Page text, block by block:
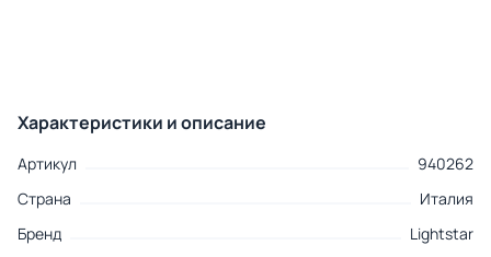
Характеристики и описание
Артикул
940262
Страна
Италия
Бренд
Lightstar